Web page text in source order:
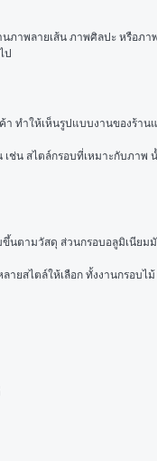
ภาพลายเส้น ภาพศิลปะ หรือภ
ป
ทำให้เห็นรูปแบบงานของร้า
ช่น สไตล์กรอบที่เหมาะกับภา
ตามวัสดุ ส่วนกรอบอลูมิเนียม
ายสไตล์ให้เลือก ทั้งงานกรอบ